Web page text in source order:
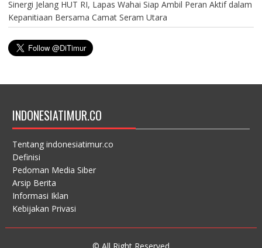
Sinergi Jelang HUT RI, Lapas Wahai Siap Ambil Peran Aktif dalam
Kepanitiaan Bersama Camat Seram Utara
INDONESIATIMUR.CO
Tentang indonesiatimur.co
Definisi
Pedoman Media Siber
Arsip Berita
Informasi Iklan
Kebijakan Privasi